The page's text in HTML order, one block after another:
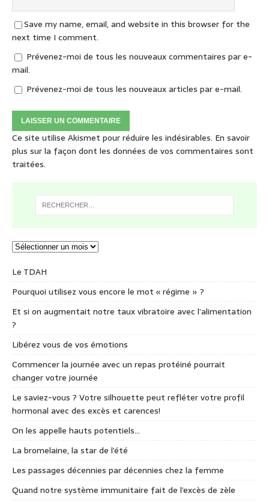
Save my name, email, and website in this browser for the
next time I comment.
Prévenez-moi de tous les nouveaux commentaires par e-
mail.
Prévenez-moi de tous les nouveaux articles par e-mail.
Ce site utilise Akismet pour réduire les indésirables. En savoir
plus sur la façon dont les données de vos commentaires sont
traitées.
Le TDAH
Pourquoi utilisez vous encore le mot « régime » ?
Et si on augmentait notre taux vibratoire avec l’alimentation
?
Libérez vous de vos émotions
Commencer la journée avec un repas protéiné pourrait
changer votre journée
Le saviez-vous ? Votre silhouette peut refléter votre profil
hormonal avec des excès et carences!
On les appelle hauts potentiels…
La bromelaine, la star de l’été
Les passages décennies par décennies chez la femme
Quand notre système immunitaire fait de l’excès de zèle